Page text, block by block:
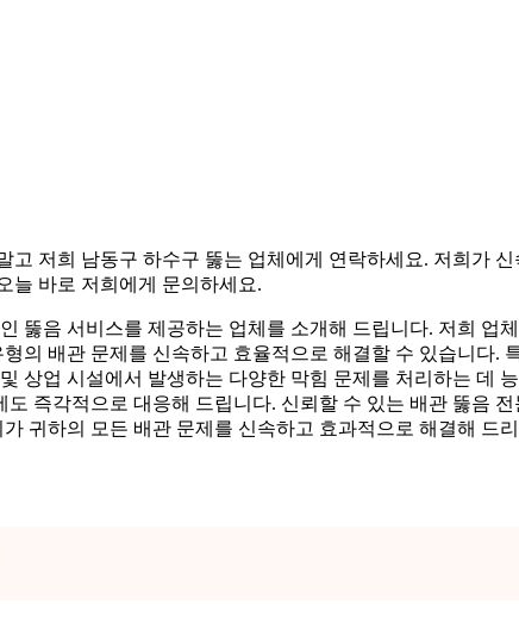
저희 남동구 하수구 뚫는 업체에게 연락하세요. 저희가 신
늘 바로 저희에게 문의하세요.
뚫음 서비스를 제공하는 업체를 소개해 드립니다. 저희 업체
의 배관 문제를 신속하고 효율적으로 해결할 수 있습니다.
상업 시설에서 발생하는 다양한 막힘 문제를 처리하는 데
즉각적으로 대응해 드립니다. 신뢰할 수 있는 배관 뚫음 전
귀하의 모든 배관 문제를 신속하고 효과적으로 해결해 드